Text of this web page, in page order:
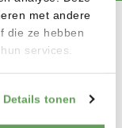
met andere
die ze hebben
services.
Details tonen
Onze showroom
hoogwaardige